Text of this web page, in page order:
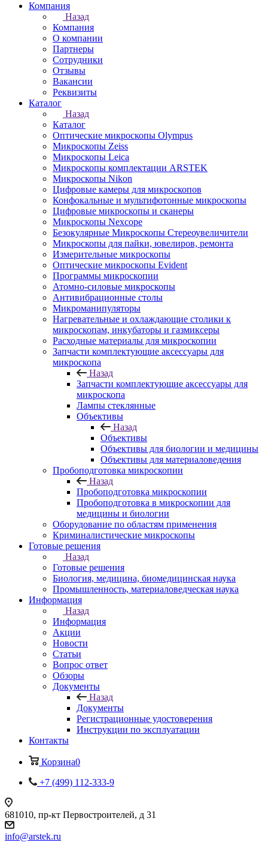
Компания
Назад
Компания
О компании
Партнеры
Сотрудники
Отзывы
Вакансии
Реквизиты
Каталог
Назад
Каталог
Оптические микроскопы Olympus
Микроскопы Zeiss
Микроскопы Leica
Микроскопы комплектации ARSTEK
Микроскопы Nikon
Цифровые камеры для микроскопов
Конфокальные и мультифотонные микроскопы
Цифровые микроскопы и сканеры
Микроскопы Nexcope
Безокулярные Микроскопы Стереоувеличители
Микроскопы для пайки, ювелиров, ремонта
Измерительные микроскопы
Оптические микроскопы Evident
Программы микроскопии
Атомно-силовые микроскопы
Антивибрационные столы
Микроманипуляторы
Нагревательные и охлаждающие столики к
микроскопам, инкубаторы и газмиксеры
Расходные материалы для микроскопии
Запчасти комплектующие аксессуары для
микроскопа
Назад
Запчасти комплектующие аксессуары для
микроскопа
Лампы стеклянные
Объективы
Назад
Объективы
Объективы для биологии и медицины
Объективы для материаловедения
Пробоподготовка микроскопии
Назад
Пробоподготовка микроскопии
Пробоподготовка в микроскопии для
медицины и биологии
Оборудование по областям применения
Криминалистические микроскопы
Готовые решения
Назад
Готовые решения
Биология, медицина, биомедицинская наука
Промышленность, материаловедческая наука
Информация
Назад
Информация
Акции
Новости
Статьи
Вопрос ответ
Обзоры
Документы
Назад
Документы
Регистрационные удостоверения
Инструкции по эксплуатации
Контакты
Корзина0
+7 (499) 112-333-9
681010, пр-кт Первостроителей, д 31
info@arstek.ru